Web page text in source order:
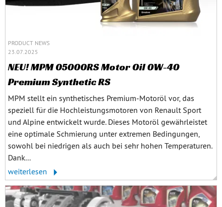
PRODUCT NEWS
23.07.2025
NEU! MPM 05000RS Motor Oil 0W-40
Premium Synthetic RS
MPM stellt ein synthetisches Premium-Motoröl vor, das
speziell für die Hochleistungsmotoren von Renault Sport
und Alpine entwickelt wurde. Dieses Motoröl gewährleistet
eine optimale Schmierung unter extremen Bedingungen,
sowohl bei niedrigen als auch bei sehr hohen Temperaturen.
Dank...
weiterlesen